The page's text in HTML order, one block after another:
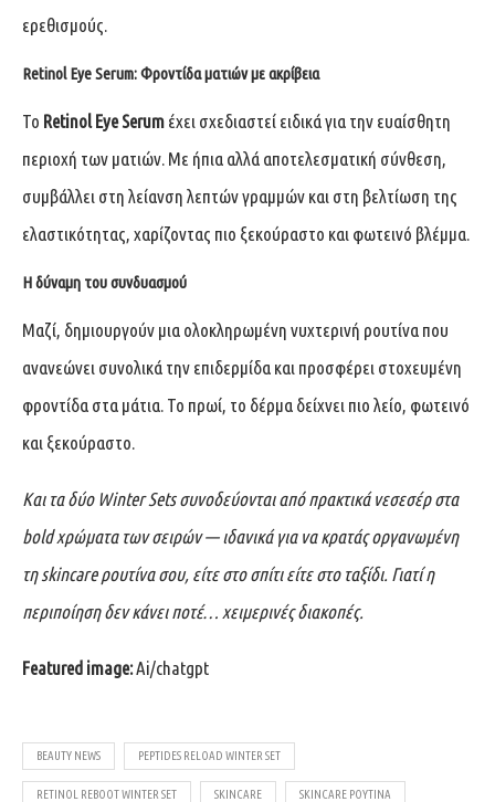
ερεθισμούς.
Retinol Eye Serum: Φροντίδα ματιών με ακρίβεια
Το Retinol Eye Serum έχει σχεδιαστεί ειδικά για την ευαίσθητη
περιοχή των ματιών. Με ήπια αλλά αποτελεσματική σύνθεση,
συμβάλλει στη λείανση λεπτών γραμμών και στη βελτίωση της
ελαστικότητας, χαρίζοντας πιο ξεκούραστο και φωτεινό βλέμμα.
Η δύναμη του συνδυασμού
Μαζί, δημιουργούν μια ολοκληρωμένη νυχτερινή ρουτίνα που
ανανεώνει συνολικά την επιδερμίδα και προσφέρει στοχευμένη
φροντίδα στα μάτια. Το πρωί, το δέρμα δείχνει πιο λείο, φωτεινό
και ξεκούραστο.
Και τα δύο Winter Sets συνοδεύονται από πρακτικά νεσεσέρ στα
bold χρώματα των σειρών — ιδανικά για να κρατάς οργανωμένη
τη skincare ρουτίνα σου, είτε στο σπίτι είτε στο ταξίδι. Γιατί η
περιποίηση δεν κάνει ποτέ… χειμερινές διακοπές.
Featured image:Ai/chatgpt
BEAUTY NEWS PEPTIDES RELOAD WINTER SET
RETINOL REBOOT WINTER SET SKINCARE SKINCARE ΡΟΥΤΊΝΑ